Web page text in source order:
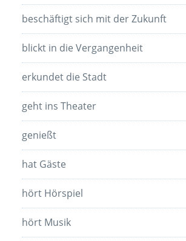
beschäftigt sich mit der Zukunft
blickt in die Vergangenheit
erkundet die Stadt
geht ins Theater
genießt
hat Gäste
hört Hörspiel
hört Musik